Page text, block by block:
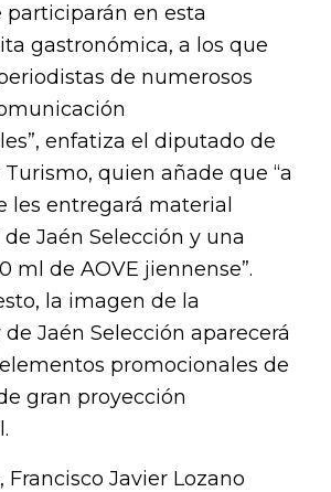
en esta
gastronómica, a los que
de numerosos
enfatiza el diputado de
quien añade que “a
les entregará material
Jaén Selección y una
ml de AOVE jiennense”.
la imagen de la
Jaén Selección aparecerá
promocionales de
gran proyección
Francisco Javier Lozano